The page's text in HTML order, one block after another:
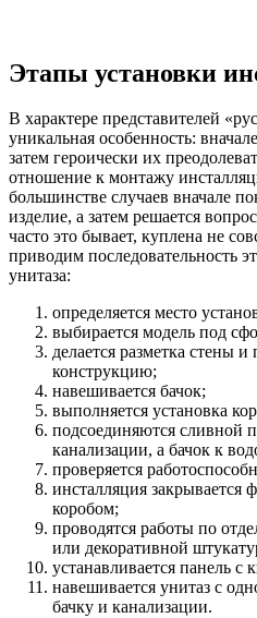
Этапы установки
В характере представителей
уникальная особенность:
затем героически их
отношение к монтажу
большинстве случаев вначале
изделие, а затем решается
часто это бывает, куплена не
приводим последовательность
унитаза:
определяется место
выбирается модель под
делается разметка стены
конструкцию;
навешивается бачок;
выполняется установка
подсоединяются сливной
канализации, а бачок к
проверяется
инсталляция
коробом;
проводятся работы по
или декоративной
устанавливается панель с
навешивается унитаз с
бачку и канализации.